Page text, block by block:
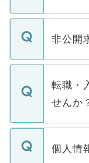
ご登録い
登録内
ます。通
いただ
非公開
マイナビ
うち約3
けない
下記の
ません。
■応募殺
転職・
せんか
転職・入
ん。ま
個人情